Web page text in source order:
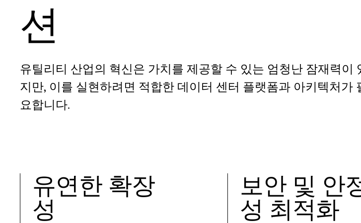
션
유틸리티 산업의 혁신은 가치를 제공할 수 있는 엄청난 잠재력이
지만, 이를 실현하려면 적합한 데이터 센터 플랫폼과 아키텍처가
요합니다.
유연한 확장
성
보안 및 안
성 최적화